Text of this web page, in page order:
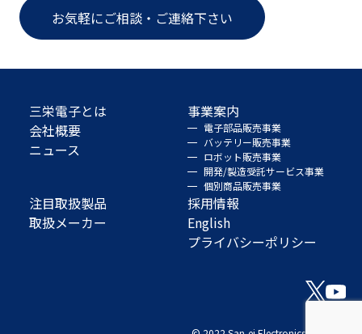
お気軽にご相談・ご連絡下さい
三栄電子とは
会社概要
ニュース
事業案内
電子部品販売事業
バッテリー販売事業
ロボット販売事業
開発/製造受託サービス事業
個別商品販売事業
注目取扱製品
取扱メーカー
採用情報
English
プライバシーポリシー